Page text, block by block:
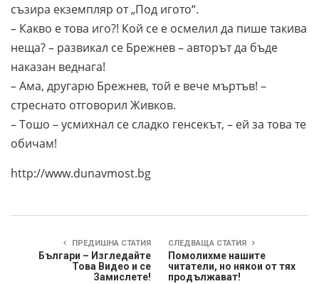
съзира екземпляр от „Под игото“.
– Какво е това иго?! Кой се е осмелил да пише такива
неща? – развикал се Брежнев – авторът да бъде
наказан веднага!
– Ама, другарю Брежнев, той е вече мъртъв! –
стреснато отговорил Живков.
– Тошо – усмихнал се сладко генсекът, – ей за това те
обичам!
http://www.dunavmost.bg
ПРЕДИШНА СТАТИЯ
Българи – Изгледайте
Това Видео и се
Замислете!
СЛЕДВАЩА СТАТИЯ
Помолихме нашите
читатели, но някои от тях
продължават!